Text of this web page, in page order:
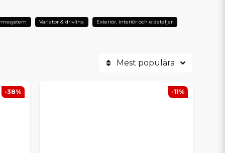
Variator & drivlina Exteriör, interiör och eldetaljer
Mest populära
-38% -11%